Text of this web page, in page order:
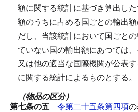
額に関する統計に基づき算出し
額のうちに占める国ごとの輸出額
だし、当該統計において国ごと
ていない国の輸出額にあつては
又は他の適当な国際機関が公表
に関する統計によるものとする。
（物品の区分）
第七条の五 令第二十五条第四項